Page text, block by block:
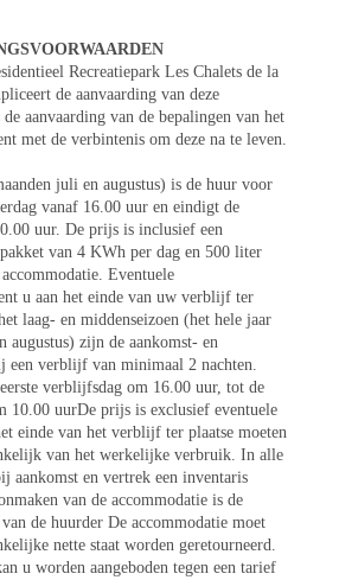
Recreatiepark Les Chalets de la
de aanvaarding van deze
aanvaarding van de bepalingen van het
met de verbintenis om deze na te leven.
juli en augustus) is de huur voor
vanaf 16.00 uur en eindigt de
uur. De prijs is inclusief een
van 4 KWh per dag en 500 liter
Eventuele
u aan het einde van uw verblijf ter
laag- en middenseizoen (het hele jaar
augustus) zijn de aankomst- en
een verblijf van minimaal 2 nachten.
verblijfsdag om 16.00 uur, tot de
10.00 uurDe prijs is exclusief eventuele
einde van het verblijf ter plaatse moeten
van het werkelijke verbruik. In alle
aankomst en vertrek een inventaris
van de accommodatie is de
de huurder De accommodatie moet
nette staat worden geretourneerd.
u worden aangeboden tegen een tarief